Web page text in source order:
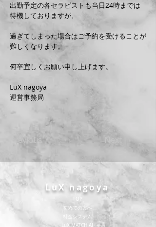
出勤予定の各セラピストも当日24時までは
待機しておりますが、
過ぎてしまった場合はご予約を受けることが
難しくなります。
何卒宜しくお願い申し上げます。
LuX nagoya
運営事務局
Previous Next
LuX nagoya
TOP
​初めての方へ
​料金システム
​LuX MATCH AI